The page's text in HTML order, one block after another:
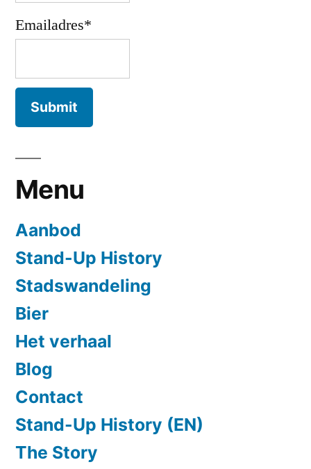
Emailadres*
Menu
Aanbod
Stand-Up History
Stadswandeling
Bier
Het verhaal
Blog
Contact
Stand-Up History (EN)
The Story